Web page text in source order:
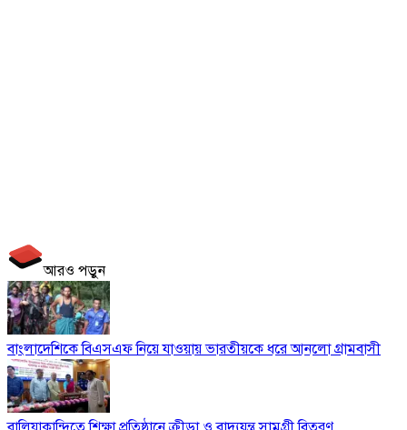
আরও পড়ুন
বাংলাদেশিকে বিএসএফ নিয়ে যাওয়ায় ভারতীয়কে ধরে আনলো গ্রামবাসী